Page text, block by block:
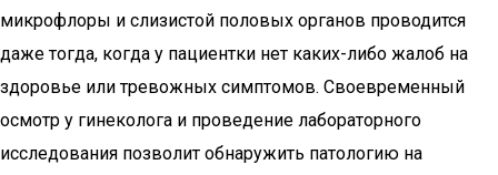
микрофлоры и слизистой половых органов проводится
даже тогда, когда у пациентки нет каких-либо жалоб на
здоровье или тревожных симптомов. Своевременный
осмотр у гинеколога и проведение лабораторного
исследования позволит обнаружить патологию на